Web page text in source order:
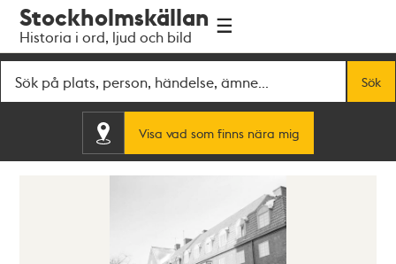
navigationen
huvudinnehållet
Stockholmskällan
Historia i ord, ljud och bild
Sök
Visa vad som finns nära mig